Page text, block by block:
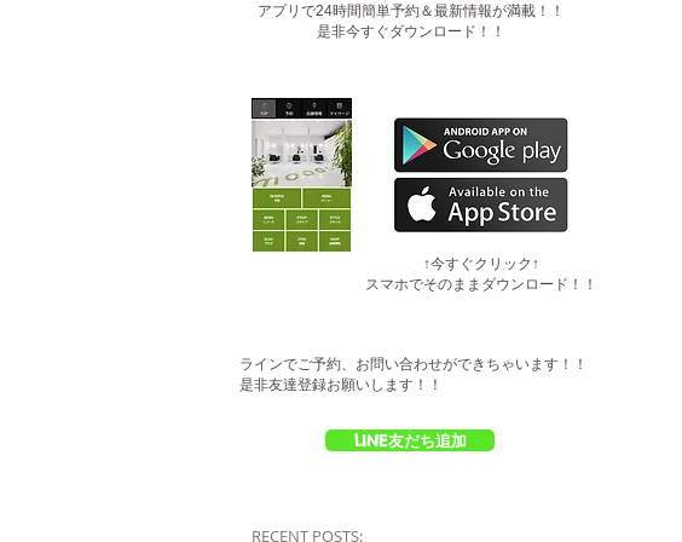
​アプリで24時間簡単予約＆最新情報が満載！！
是非今すぐダウンロード！！
​↑今すぐクリック↑
スマホでそのままダウンロード！！
ラインでご予約、お問い合わせができちゃいます！！
是非友達登録お願いします！！
LINE友だち追加
RECENT POSTS: